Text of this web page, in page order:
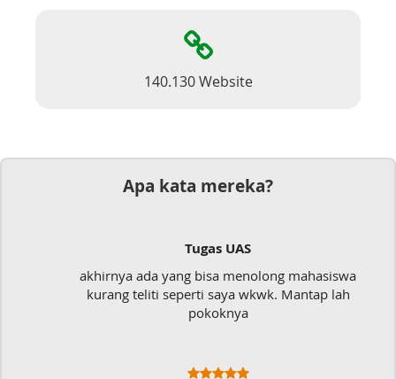
140.130 Website
Apa kata mereka?
Tugas UAS
akhirnya ada yang bisa menolong mahasiswa
kurang teliti seperti saya wkwk. Mantap lah
pokoknya